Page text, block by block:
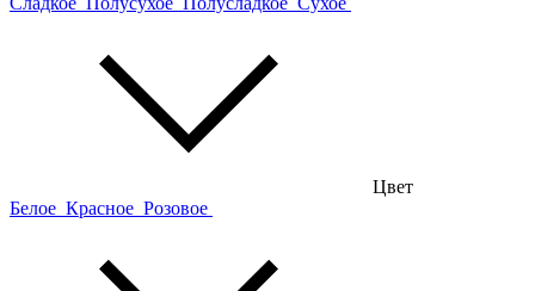
Цвет
Белое Красное Розовое